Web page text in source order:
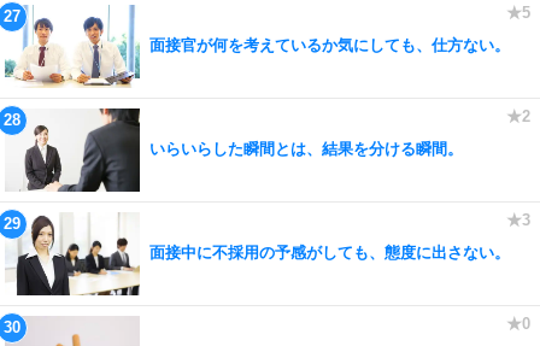
面接官が何を考えているか気にしても、仕方ない。
いらいらした瞬間とは、結果を分ける瞬間。
面接中に不採用の予感がしても、態度に出さない。